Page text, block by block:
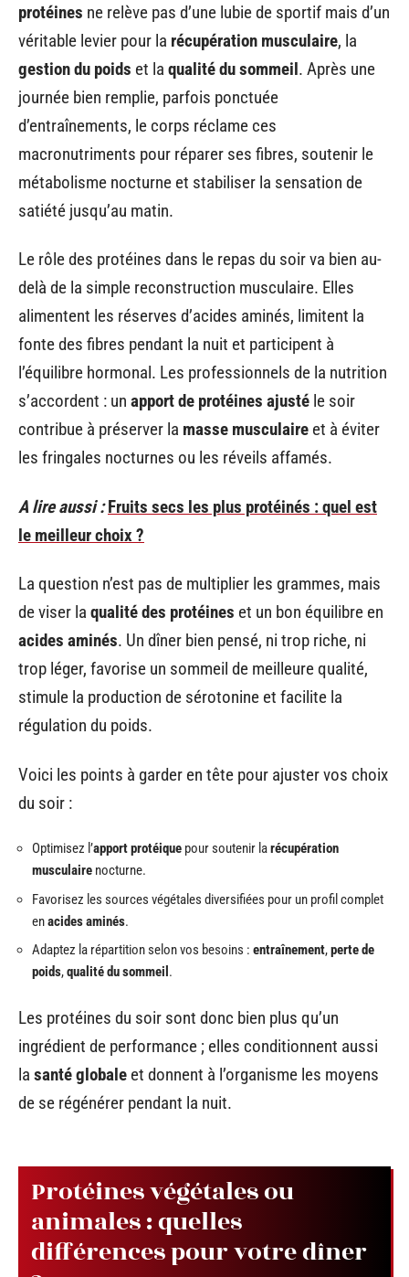
protéines ne relève pas d’une lubie de sportif mais d’un
véritable levier pour la récupération musculaire, la
gestion du poids et la qualité du sommeil. Après une
journée bien remplie, parfois ponctuée
d’entraînements, le corps réclame ces
macronutriments pour réparer ses fibres, soutenir le
métabolisme nocturne et stabiliser la sensation de
satiété jusqu’au matin.
Le rôle des protéines dans le repas du soir va bien au-
delà de la simple reconstruction musculaire. Elles
alimentent les réserves d’acides aminés, limitent la
fonte des fibres pendant la nuit et participent à
l’équilibre hormonal. Les professionnels de la nutrition
s’accordent : un apport de protéines ajusté le soir
contribue à préserver la masse musculaire et à éviter
les fringales nocturnes ou les réveils affamés.
A lire aussi : Fruits secs les plus protéinés : quel est
le meilleur choix ?
La question n’est pas de multiplier les grammes, mais
de viser la qualité des protéines et un bon équilibre en
acides aminés. Un dîner bien pensé, ni trop riche, ni
trop léger, favorise un sommeil de meilleure qualité,
stimule la production de sérotonine et facilite la
régulation du poids.
Voici les points à garder en tête pour ajuster vos choix
du soir :
Optimisez l’apport protéique pour soutenir larécupération
musculaire nocturne.
Favorisez les sources végétales diversifiées pour un profil complet
enacides aminés.
Adaptez la répartition selon vos besoins : entraînement,perte de
poids,qualité du sommeil .
Les protéines du soir sont donc bien plus qu’un
ingrédient de performance ; elles conditionnent aussi
la santé globale et donnent à l’organisme les moyens
de se régénérer pendant la nuit.
Protéines végétales ou
animales : quelles
différences pour votre dîner